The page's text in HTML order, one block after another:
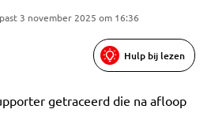
3 november 2025 om 16:36
Hulp bij lezen
getraceerd die na afloop